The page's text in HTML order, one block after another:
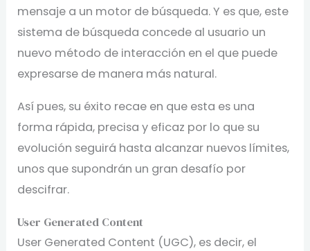
mensaje a un motor de búsqueda. Y es que, este
sistema de búsqueda concede al usuario un
nuevo método de interacción en el que puede
expresarse de manera más natural.
Así pues, su éxito recae en que esta es una
forma rápida, precisa y eficaz por lo que su
evolución seguirá hasta alcanzar nuevos límites,
unos que supondrán un gran desafío por
descifrar.
User Generated Content
User Generated Content (UGC), es decir, el